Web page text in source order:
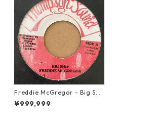
Freddie McGregor - Big Shi
p【7-21171】
¥999,999